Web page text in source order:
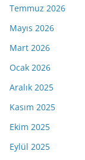
Temmuz 2026
Mayıs 2026
Mart 2026
Ocak 2026
Aralık 2025
Kasım 2025
Ekim 2025
Eylül 2025